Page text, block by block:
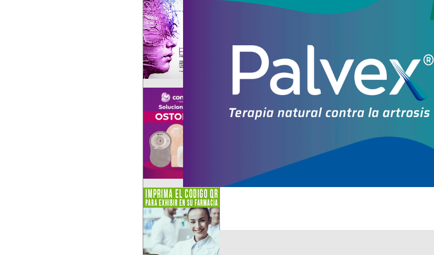
de la vasopresina
y cuenta con 2
presentaciones disponibles.
Otros productos de
Gador